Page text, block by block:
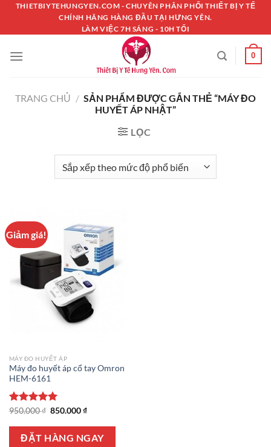
Chuyển
nội
dung
THIETBIYTEHUNGYEN.COM - CHUYÊN PHÂN PHỐI THIẾT BỊ Y TẾ
CHÍNH HÃNG HÀNG ĐẦU TẠI HƯNG YÊN.
LÀM VIỆC 7H SÁNG - 10H TỐI
0
TRANG CHỦ / SẢN PHẨM ĐƯỢC GẮN THẺ “MÁY ĐO
HUYẾT ÁP NHẬT”
LỌC
Giảm giá!
MÁY ĐO HUYẾT ÁP
Máy đo huyết áp cổ tay Omron
HEM-6161
Được xếp
5 sao
950.000₫ Giá
là:
950.000 ₫.
850.000₫Giá
tại
là:
850.000 ₫.
ĐẶT HÀNG NGAY